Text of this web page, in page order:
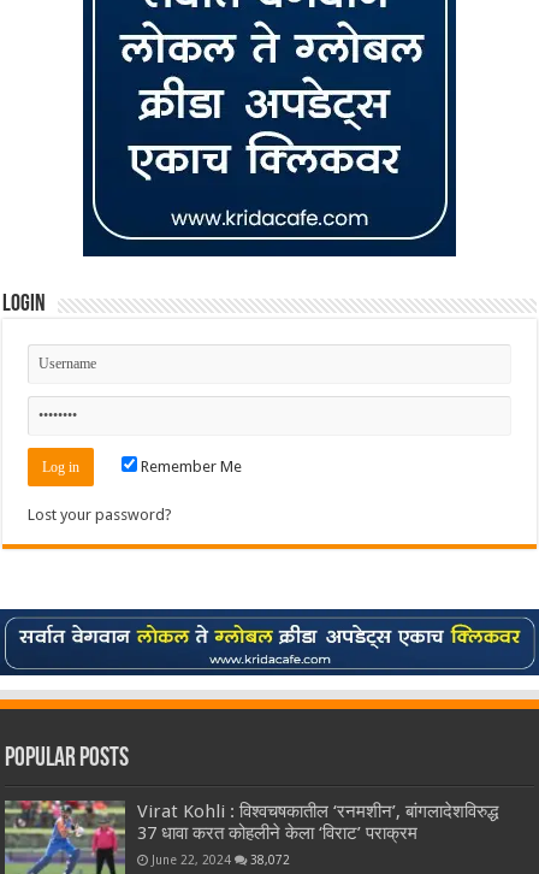
Login
Remember Me
Lost your password?
Popular Posts
Virat Kohli : विश्वचषकातील ‘रनमशीन’, बांगलादेशविरुद्ध
37 धावा करत कोहलीने केला ‘विराट’ पराक्रम
June 22, 2024 38,072